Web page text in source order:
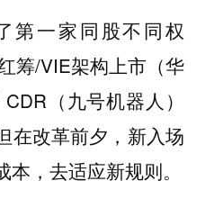
第一家同股不同权
筹/VIE架构上市（华
（九号机器人）
改革前夕，新入场
，去适应新规则。